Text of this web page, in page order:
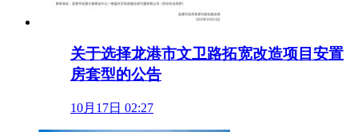
关于选择龙港市文卫路拓宽改造项目安置
房套型的公告
10月17日 02:27